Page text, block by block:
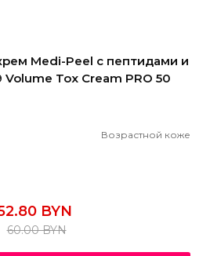
Medi-Peel с пептидами и
Tox Cream PRO 50
Возрастной коже
BYN
60.00 BYN